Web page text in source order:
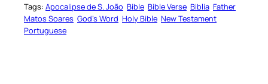
Tags: Apocalipse de S. João Bible Bible Verse Biblia Father
Matos Soares God’s Word Holy Bible New Testament
Portuguese